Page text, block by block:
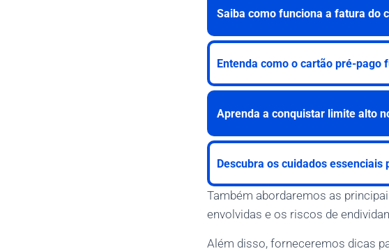
Saiba como funciona a fatura do
Entenda como o cartão pré-pago
Aprenda a conquistar limite alto
Descubra os cuidados essenciais
Também abordaremos as
envolvidas e os riscos de
Além disso, forneceremos dicas